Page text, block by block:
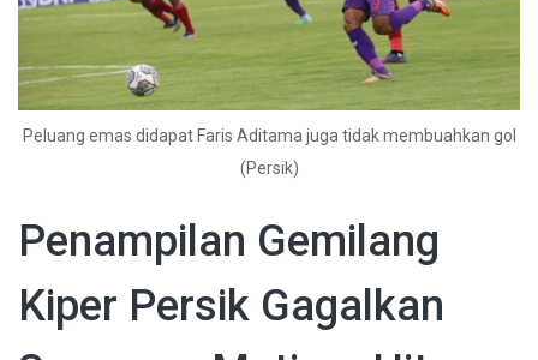
Peluang emas didapat Faris Aditama juga tidak membuahkan gol
(Persik)
Penampilan Gemilang
Kiper Persik Gagalkan